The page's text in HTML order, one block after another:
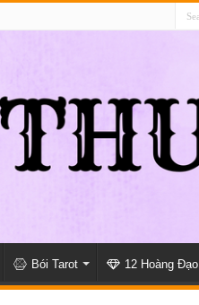
Bói Tarot 12 Hoàng Đạo